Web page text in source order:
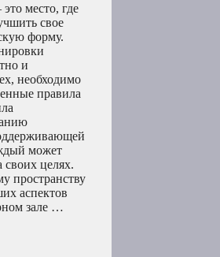
место, где
свое
форму.
и
необходимо
правила
может
своих целях.
пространству
аспектов
зале …